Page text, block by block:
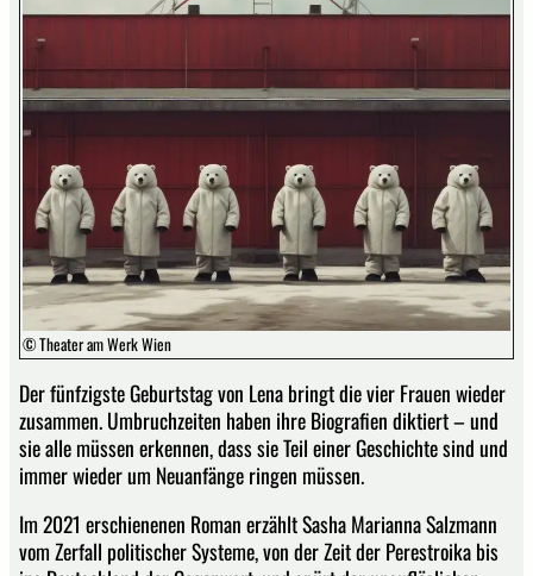
© Theater am Werk Wien
Der fünfzigste Geburtstag von Lena bringt die vier Frauen wieder
zusammen. Umbruchzeiten haben ihre Biografien diktiert – und
sie alle müssen erkennen, dass sie Teil einer Geschichte sind und
immer wieder um Neuanfänge ringen müssen.
Im 2021 erschienenen Roman erzählt Sasha Marianna Salzmann
vom Zerfall politischer Systeme, von der Zeit der Perestroika bis